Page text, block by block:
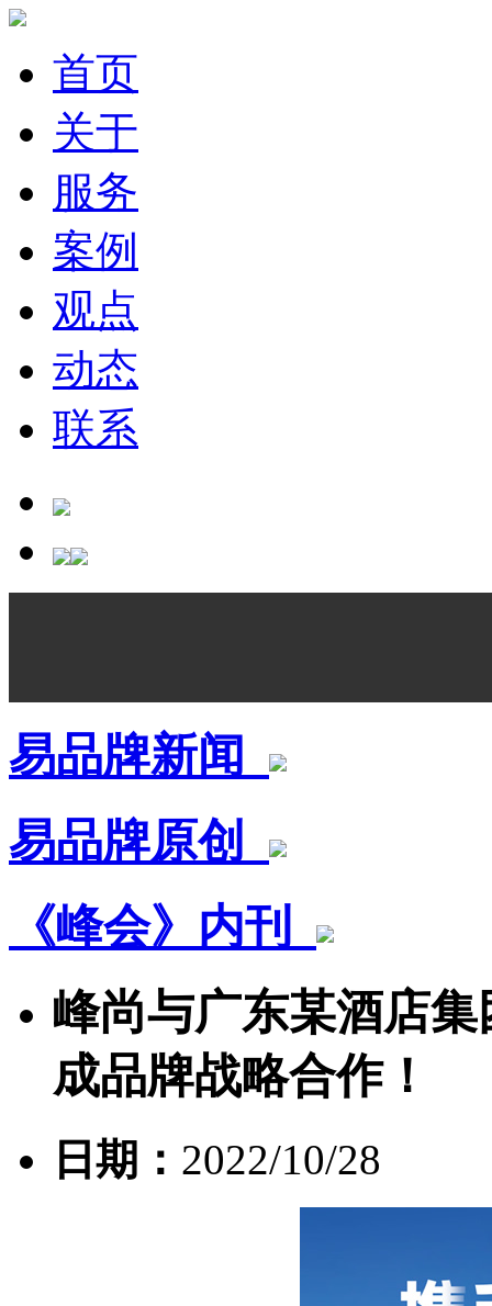
首页
关于
服务
案例
观点
动态
联系
易品牌新闻
易品牌原创
《峰会》内刊
峰尚与广东某酒店
成品牌战略合作！
日期： 2022/10/28